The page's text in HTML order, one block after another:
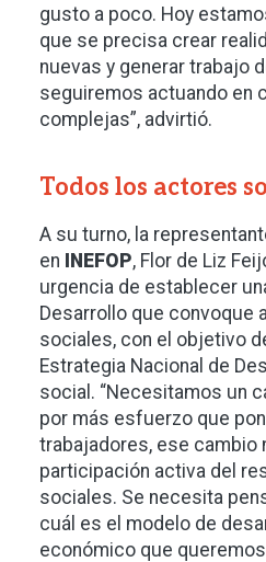
gusto a poco. Hoy
que se precisa crear
nuevas y generar trabajo
seguiremos actuando en
complejas”, advirtió.
Todos los actores
A su turno, la
en INEFOP, Flor de Liz
urgencia de establecer
Desarrollo que convoque
sociales, con el objetivo
Estrategia Nacional de
social. “Necesitamos un
por más esfuerzo que
trabajadores, ese cambio
participación activa del
sociales. Se necesita
cuál es el modelo de
económico que